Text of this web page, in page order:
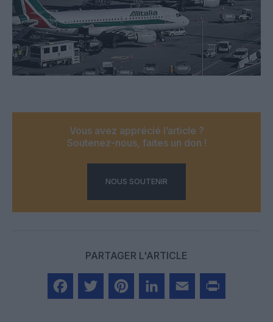
Vous avez apprécié l’article ?
Soutenez-nous, faites un don !
NOUS SOUTENIR
PARTAGER L'ARTICLE